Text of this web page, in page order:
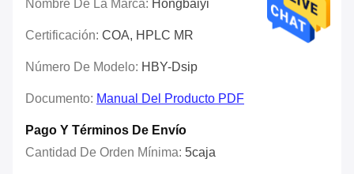
Nombre De La Marca: Hongbaiyi
Certificación: COA, HPLC MR
Número De Modelo: HBY-Dsip
Documento: Manual Del Producto PDF
Pago Y Términos De Envío
Cantidad De Orden Mínima: 5caja